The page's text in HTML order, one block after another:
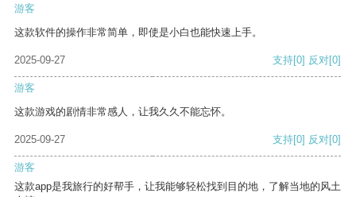
游客
这款软件的操作非常简单，即使是小白也能快速上手。
2025-09-27 支持[0] 反对[0]
游客
这款游戏的剧情非常感人，让我久久不能忘怀。
2025-09-27 支持[0] 反对[0]
游客
这款app是我旅行的好帮手，让我能够轻松找到目的地，了解当地的风土